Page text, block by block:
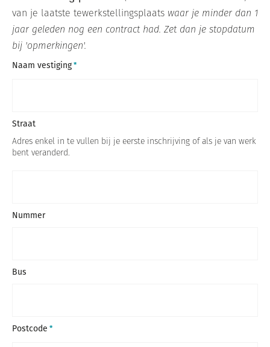
van je laatste tewerkstellingsplaats waar je minder dan 1
jaar geleden nog een contract had. Zet dan je stopdatum
bij 'opmerkingen'.
Naam vestiging
Straat
Adres enkel in te vullen bij je eerste inschrijving of als je van werk
bent veranderd.
Nummer
Bus
Postcode